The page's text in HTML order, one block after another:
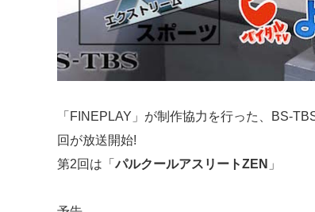
「FINEPLAY」が制作協力を行った、BS-
回が放送開始!
第2回は「パルクールアスリートZEN 」